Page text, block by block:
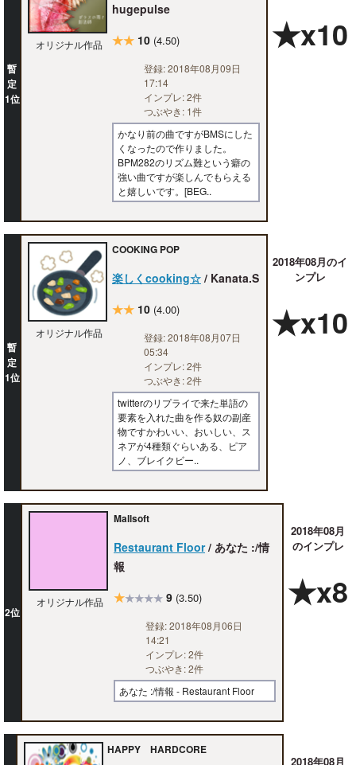
暫
定
1位
オリジナル作品
hugepulse
★★ 10 (4.50)
登録: 2018年08月09日
17:14
インプレ: 2件
つぶやき: 1件
かなり前の曲ですがBMSにした
くなったので作りました。
BPM282のリズム難という癖の
強い曲ですが楽しんでもらえる
と嬉しいです。[BEG..
★x10
暫
定
1位
オリジナル作品
COOKING POP
楽しくcooking☆ / Kanata.S
★★ 10 (4.00)
登録: 2018年08月07日
05:34
インプレ: 2件
つぶやき: 2件
twitterのリプライで来た単語の
要素を入れた曲を作る奴の副産
物ですかわいい、おいしい、ス
ネアが4種類ぐらいある、ピア
ノ、ブレイクビー..
2018年08月のイ
ンプレ
★x10
2位
オリジナル作品
Mallsoft
Restaurant Floor/ あなた :/情
報
★★★★★ 9 (3.50)
登録: 2018年08月06日
14:21
インプレ: 2件
つぶやき: 2件
あなた :/情報 - Restaurant Floor
2018年08月
のインプレ
★x8
HAPPY HARDCORE
2018年08月